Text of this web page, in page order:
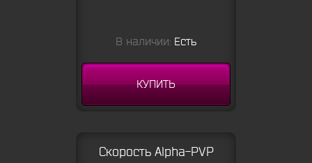
В наличии: Есть
КУПИТЬ
Скорость Alpha-PVP